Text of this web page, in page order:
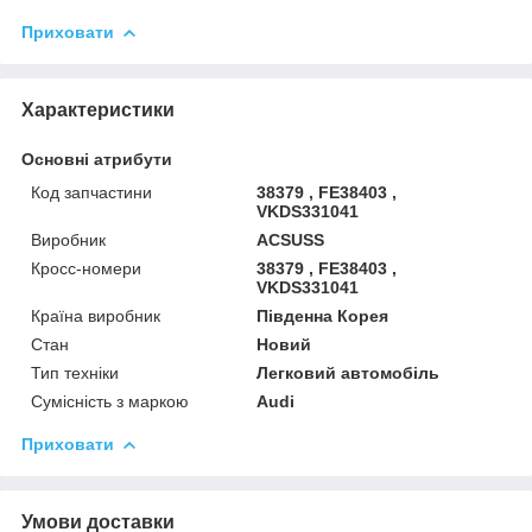
Приховати
Характеристики
Основні атрибути
Код запчастини
38379 , FE38403 ,
VKDS331041
Виробник
ACSUSS
Кросс-номери
38379 , FE38403 ,
VKDS331041
Країна виробник
Південна Корея
Стан
Новий
Тип техніки
Легковий автомобіль
Сумісність з маркою
Audi
Приховати
Умови доставки